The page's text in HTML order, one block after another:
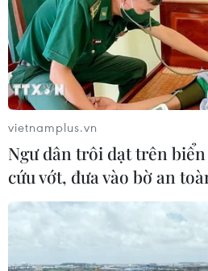
vietnamplus.vn
Ngư dân trôi dạt trên biển
cứu vớt, đưa vào bờ an